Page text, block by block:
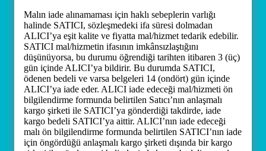
Malın iade alınamaması için haklı sebeplerin varlığı
halinde SATICI, sözleşmedeki ifa süresi dolmadan
ALICI’ya eşit kalite ve fiyatta mal/hizmet tedarik edebilir.
SATICI mal/hizmetin ifasının imkânsızlaştığını
düşünüyorsa, bu durumu öğrendiği tarihten itibaren 3 (üç)
gün içinde ALICI’ya bildirir. Bu durumda SATICI,
ödenen bedeli ve varsa belgeleri 14 (ondört) gün içinde
ALICI’ya iade eder. ALICI iade edeceği mal/hizmeti ön
bilgilendirme formunda belirtilen Satıcı’nın anlaşmalı
kargo şirketi ile SATICI’ya gönderdiği takdirde, iade
kargo bedeli SATICI’ya aittir. ALICI’nın iade edeceği
malı ön bilgilendirme formunda belirtilen SATICI’nın iade
için öngördüğü anlaşmalı kargo şirketi dışında bir kargo